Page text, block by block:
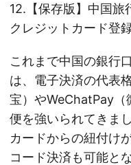
12.【保存版】中国
クレジットカード登
これまで中国の銀行
は、電子決済の代表
宝）やWeChatPay（
便を強いられてきま
カードからの紐付け
コード決済も可能と